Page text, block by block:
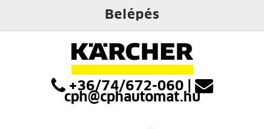
Belépés
+36/74/672-060
cph@cphautomat.hu